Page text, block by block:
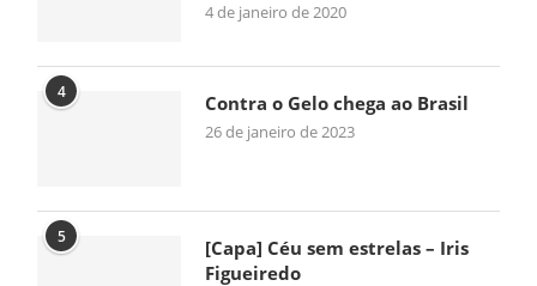
4 de janeiro de 2020
4 Contra o Gelo chega ao Brasil
26 de janeiro de 2023
5
[Capa] Céu sem estrelas – Iris
Figueiredo